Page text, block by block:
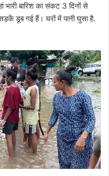
भारी बारिश का संकट 3 दिनों से
डूब गई हैं। घरों में पानी घुसा है.